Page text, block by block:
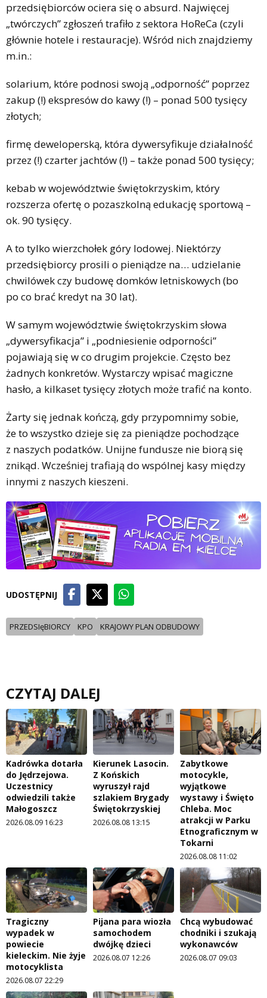
przedsiębiorców ociera się o absurd. Najwięcej
„twórczych” zgłoszeń trafiło z sektora HoReCa (czyli
głównie hotele i restauracje). Wśród nich znajdziemy
m.in.:
solarium, które podnosi swoją „odporność” poprzez
zakup (!) ekspresów do kawy (!) – ponad 500 tysięcy
złotych;
firmę deweloperską, która dywersyfikuje działalność
przez (!) czarter jachtów (!) – także ponad 500 tysięcy;
kebab w województwie świętokrzyskim, który
rozszerza ofertę o pozaszkolną edukację sportową –
ok. 90 tysięcy.
A to tylko wierzchołek góry lodowej. Niektórzy
przedsiębiorcy prosili o pieniądze na… udzielanie
chwilówek czy budowę domków letniskowych (bo
po co brać kredyt na 30 lat).
W samym województwie świętokrzyskim słowa
„dywersyfikacja” i „podniesienie odporności”
pojawiają się w co drugim projekcie. Często bez
żadnych konkretów. Wystarczy wpisać magiczne
hasło, a kilkaset tysięcy złotych może trafić na konto.
Żarty się jednak kończą, gdy przypomnimy sobie,
że to wszystko dzieje się za pieniądze pochodzące
z naszych podatków. Unijne fundusze nie biorą się
znikąd. Wcześniej trafiają do wspólnej kasy między
innymi z naszych kieszeni.
UDOSTĘPNIJ
PRZEDSIęBIORCY KPO KRAJOWY PLAN ODBUDOWY
CZYTAJ DALEJ
Kadrówka dotarła
do Jędrzejowa.
Uczestnicy
odwiedzili także
Małogoszcz
2026.08.09 16:23
Kierunek Lasocin.
Z Końskich
wyruszył rajd
szlakiem Brygady
Świętokrzyskiej
2026.08.08 13:15
Zabytkowe
motocykle,
wyjątkowe
wystawy i Święto
Chleba. Moc
atrakcji w Parku
Etnograficznym w
Tokarni
2026.08.08 11:02
Tragiczny
wypadek w
powiecie
kieleckim. Nie żyje
motocyklista
2026.08.07 22:29
Pijana para wiozła
samochodem
dwójkę dzieci
2026.08.07 12:26
Chcą wybudować
chodniki i szukają
wykonawców
2026.08.07 09:03